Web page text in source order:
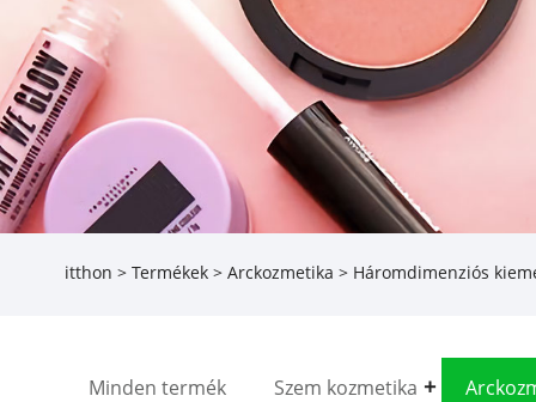
itthon > Termékek> Arckozmetika > Háromdimenziós
Minden termék Szem kozmetika